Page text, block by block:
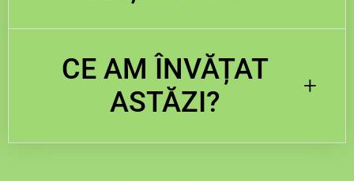
CE AM ÎNVĂȚAT
ASTĂZI?
+